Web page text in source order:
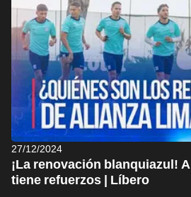
27/12/2024
¡La renovación blanquiazul!
tiene refuerzos | Líbero